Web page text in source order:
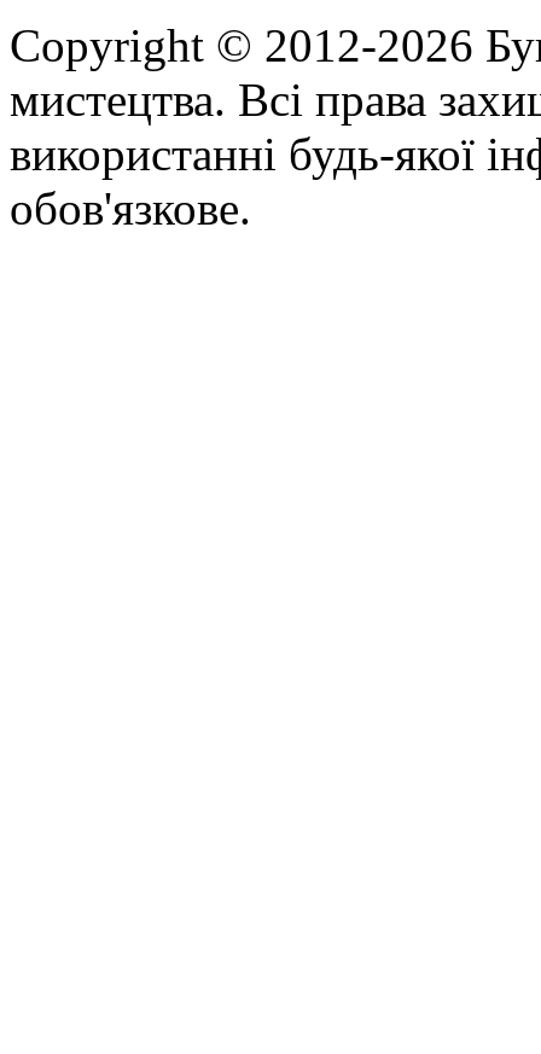
Copyright © 2012-2026
мистецтва. Всі права
використанні будь-якої
обов'язкове.